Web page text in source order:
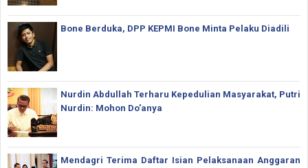
Bone Berduka, DPP KEPMI Bone Minta Pelaku Diadili
Nurdin Abdullah Terharu Kepedulian Masyarakat, Putri
Nurdin: Mohon Do'anya
Mendagri Terima Daftar Isian Pelaksanaan Anggaran